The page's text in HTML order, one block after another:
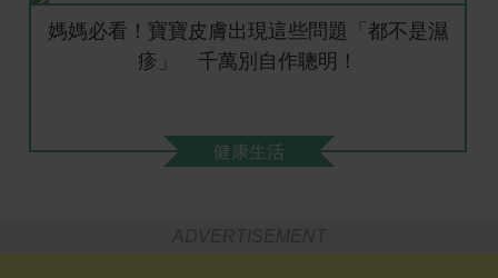
媽媽必看！寶寶皮膚出現這些問題「都不是濕
疹」 千萬別自作聰明！
健康生活